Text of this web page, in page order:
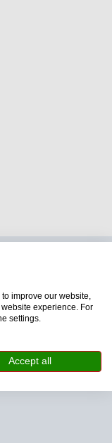
sende os en e-
improve our website,
experience. For
settings.
Accept all